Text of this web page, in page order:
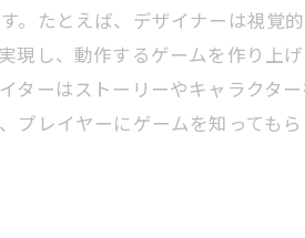
たとえば、デザイナーは視覚
し、動作するゲームを作り上
ーはストーリーやキャラクタ
レイヤーにゲームを知っても